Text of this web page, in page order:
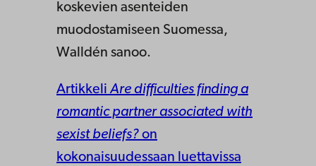
koskevien asenteiden
muodostamiseen Suomessa,
Walldén sanoo.
ArtikkeliAre difficulties finding a
romantic partner associated with
sexist beliefs? on
kokonaisuudessaan luettavissa